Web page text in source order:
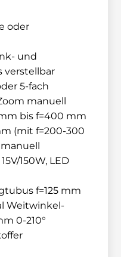
oder
und
verstellbar
5-fach
manuell
bis f=400 mm
(mit f=200-300
150W, LED
f=125 mm
Weitwinkel-
0-210°